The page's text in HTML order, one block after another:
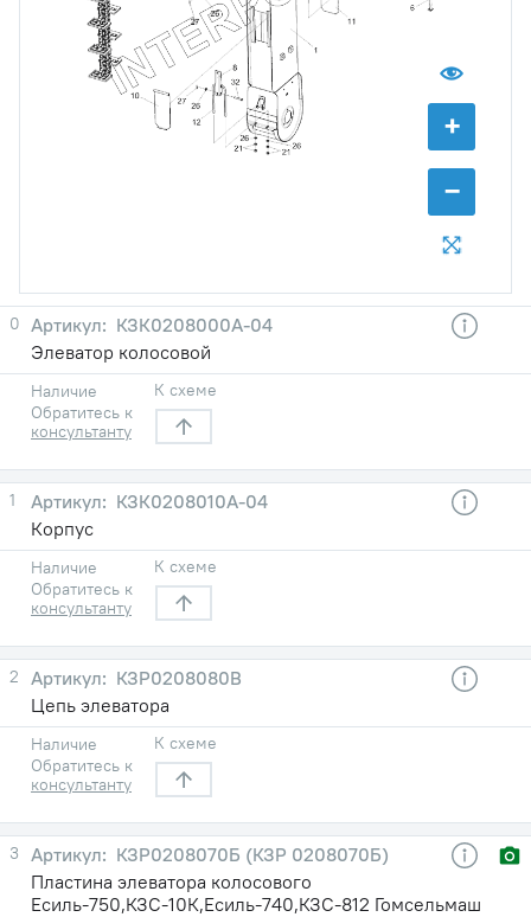
+
−
0
КЗК0208000А-04
Элеватор колосовой
Наличие
Обратитесь к
консультанту
К схеме
1
КЗК0208010А-04
Корпус
Наличие
Обратитесь к
консультанту
К схеме
2
КЗР0208080В
Цепь элеватора
Наличие
Обратитесь к
консультанту
К схеме
3
КЗР0208070Б (КЗР 0208070Б)
Пластина элеватора колосового
Есиль-750,КЗС-10К,Есиль-740,КЗС-812 Гомсельмаш